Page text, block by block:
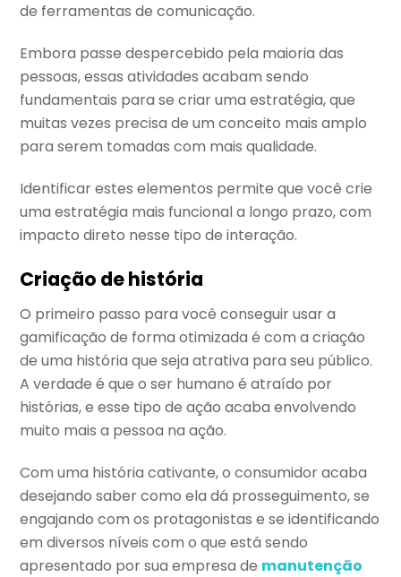
de ferramentas de comunicação.
Embora passe despercebido pela maioria das
pessoas, essas atividades acabam sendo
fundamentais para se criar uma estratégia, que
muitas vezes precisa de um conceito mais amplo
para serem tomadas com mais qualidade.
Identificar estes elementos permite que você crie
uma estratégia mais funcional a longo prazo, com
impacto direto nesse tipo de interação.
Criação de história
O primeiro passo para você conseguir usar a
gamificação de forma otimizada é com a criação
de uma história que seja atrativa para seu público.
A verdade é que o ser humano é atraído por
histórias, e esse tipo de ação acaba envolvendo
muito mais a pessoa na ação.
Com uma história cativante, o consumidor acaba
desejando saber como ela dá prosseguimento, se
engajando com os protagonistas e se identificando
em diversos níveis com o que está sendo
apresentado por sua empresa de manutenção